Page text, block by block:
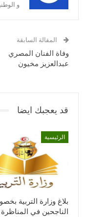
و
المقالة السابقة
وفاة الفنان المصري
عبدالعزيز مخيون
قد يعجبك ايضا
الرئيسية
بلاغ وزارة التربية
الناجحين في المناظرة